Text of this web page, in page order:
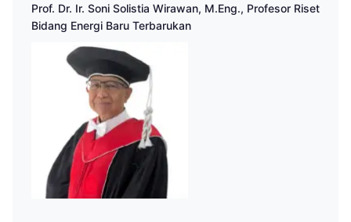
Prof. Dr. Ir. Soni Solistia Wirawan, M.Eng., Profesor Riset
Bidang Energi Baru Terbarukan